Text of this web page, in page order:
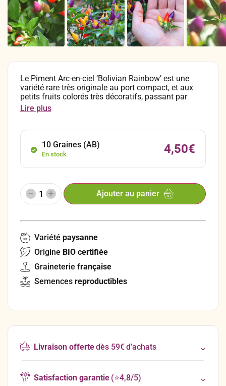
Le Piment Arc-en-ciel ‘Bolivian Rainbow’ est une
variété rare très originale au port compact, et aux
petits fruits colorés très décoratifs, passant par
toutes les couleurs avant maturité. Noté 7 sur
l’échelle de Scoville, il est très relevés et s’utilise en
Lire plus
10 Graines (AB)
En stock 4,50€
Ajouter au panier
Variété paysanne
Origine BIO certifiée
Graineterie française
Semences reproductibles
Livraison offertedès 59€ d’achats
Satisfaction garantie(⭐4,8/5)